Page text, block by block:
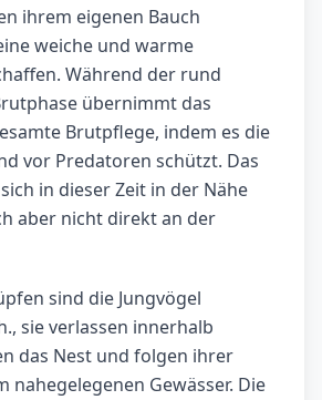
ihrem eigenen Bauch
weiche und warme
Während der rund
übernimmt das
Brutpflege, indem es die
vor Predatoren schützt. Das
in dieser Zeit in der Nähe
aber nicht direkt an der
sind die Jungvögel
sie verlassen innerhalb
das Nest und folgen ihrer
nahegelegenen Gewässer. Die